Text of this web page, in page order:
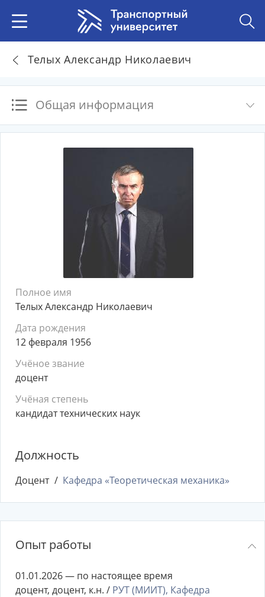
Телых Александр Николаевич
Общая информация
Полное имя
Телых Александр Николаевич
Дата рождения
12 февраля 1956
Учёное звание
доцент
Учёная степень
кандидат технических наук
Должность
Доцент Кафедра «Теоретическая механика»
Опыт работы
01.01.2026 — по настоящее время
доцент, доцент, к.н. / РУТ (МИИТ), Кафедра